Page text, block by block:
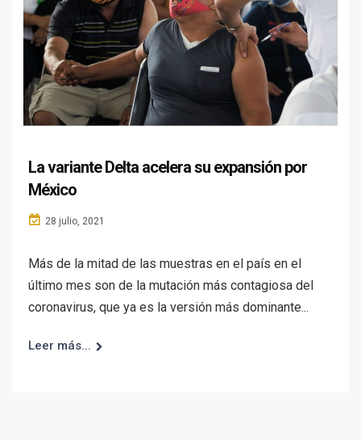
La variante Delta acelera su expansión por
México
28 julio, 2021
Más de la mitad de las muestras en el país en el
último mes son de la mutación más contagiosa del
coronavirus, que ya es la versión más dominante...
Leer más...